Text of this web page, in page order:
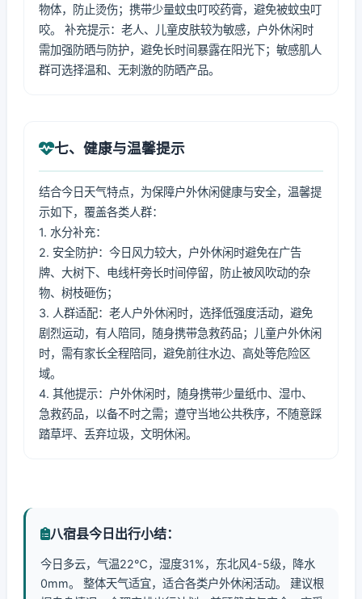
物体，防止烫伤；携带少量蚊虫叮咬药膏，避免被蚊虫叮
咬。 补充提示：老人、儿童皮肤较为敏感，户外休闲时
需加强防晒与防护，避免长时间暴露在阳光下；敏感肌人
群可选择温和、无刺激的防晒产品。
七、健康与温馨提示
结合今日天气特点，为保障户外休闲健康与安全，温馨提
示如下，覆盖各类人群：
1. 水分补充：
2. 安全防护：今日风力较大，户外休闲时避免在广告
牌、大树下、电线杆旁长时间停留，防止被风吹动的杂
物、树枝砸伤；
3. 人群适配：老人户外休闲时，选择低强度活动，避免
剧烈运动，有人陪同，随身携带急救药品；儿童户外休闲
时，需有家长全程陪同，避免前往水边、高处等危险区
域。
4. 其他提示：户外休闲时，随身携带少量纸巾、湿巾、
急救药品，以备不时之需；遵守当地公共秩序，不随意踩
踏草坪、丢弃垃圾，文明休闲。
八宿县今日出行小结：
今日多云，气温22℃，湿度31%，东北风4-5级，降水
0mm。 整体天气适宜，适合各类户外休闲活动。 建议根